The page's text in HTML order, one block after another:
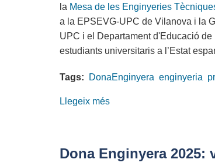
de
la
FIB
2025
la Mesa de les Enginyeries
a la EPSEVG-UPC de Vilanova i la
UPC i el Departament d'Educació
estudiants universitaris a l’Estat
Tags: DonaEnginyera enginyeria
Llegeix més
del
Dona Enginyera 2025: